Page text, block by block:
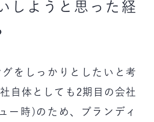
しようと思った経
をしっかりとしたいと考
自体としても2期目の会社
ー時)のため、ブランディ